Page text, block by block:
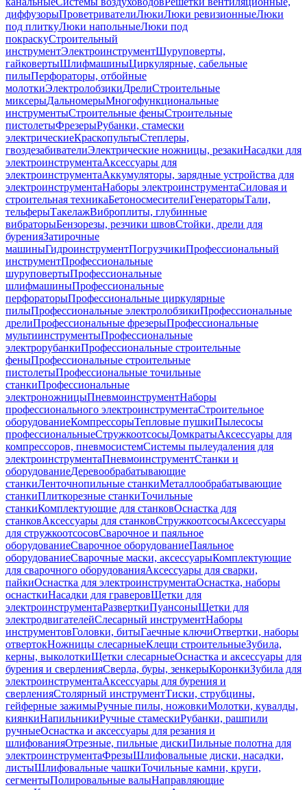
диффузорыПроветривателиЛюкиЛюки ревизионныеЛюки
под плиткуЛюки напольныеЛюки под
покраскуСтроительный
инструментЭлектроинструментШуруповерты,
гайковертыШлифмашиныЦиркулярные, сабельные
пилыПерфораторы, отбойные
молоткиЭлектролобзикиДрелиСтроительные
миксерыДальномерыМногофункциональные
инструментыСтроительные феныСтроительные
пистолетыФрезерыРубанки, стамески
электрическиеКраскопультыСтеплеры,
гвоздезабивателиЭлектрические ножницы, резакиНасадки для
электроинструментаАксессуары для
электроинструментаАккумуляторы, зарядные устройства для
электроинструментаНаборы электроинструментаСиловая и
строительная техникаБетоносмесителиГенераторыТали,
тельферыТакелажВиброплиты, глубинные
вибраторыБензорезы, резчики швовСтойки, дрели для
буренияЗатирочные
машиныГидроинструментПогрузчикиПрофессиональный
инструментПрофессиональные
шуруповертыПрофессиональные
шлифмашиныПрофессиональные
перфораторыПрофессиональные циркулярные
пилыПрофессиональные электролобзикиПрофессиональные
дрелиПрофессиональные фрезерыПрофессиональные
мультиинструментыПрофессиональные
электрорубанкиПрофессиональные строительные
феныПрофессиональные строительные
пистолетыПрофессиональные точильные
станкиПрофессиональные
электроножницыПневмоинструментНаборы
профессионального электроинструментаСтроительное
оборудованиеКомпрессорыТепловые пушкиПылесосы
профессиональныеСтружкоотсосыДомкратыАксессуары для
компрессоров, пневмосистемСистемы пылеудаления для
электроинструментаПневмоинструментСтанки и
оборудованиеДеревообрабатывающие
станкиЛенточнопильные станкиМеталлообрабатывающие
станкиПлиткорезные станкиТочильные
станкиКомплектующие для станковОснастка для
станковАксессуары для станковСтружкоотсосыАксессуары
для стружкоотсосовСварочное и паяльное
оборудованиеСварочное оборудованиеПаяльное
оборудованиеСварочные маски, аксессуарыКомплектующие
для сварочного оборудованияАксессуары для сварки,
пайкиОснастка для электроинструментаОснастка, наборы
оснасткиНасадки для граверовЩетки для
электроинструментаРазверткиПуансоныЩетки для
электродвигателейСлесарный инструментНаборы
инструментовГоловки, битыГаечные ключиОтвертки, наборы
отвертокНожницы слесарныеКлещи строительныеЗубила,
керны, выколоткиЩетки слесарныеОснастка и аксессуары для
бурения и сверленияСверла, буры, зенкерыКоронкиЗубила для
электроинструментаАксессуары для бурения и
сверленияСтолярный инструментТиски, струбцины,
гейферные зажимыРучные пилы, ножовкиМолотки, кувалды,
киянкиНапильникиРучные стамескиРубанки, рашпили
ручныеОснастка и аксессуары для резания и
шлифованияОтрезные, пильные дискиПильные полотна для
электроинструментаФрезыШлифовальные диски, насадки,
листыШлифовальные чашкиТочильные камни, круги,
сегментыПолировальные валыНаправляющие